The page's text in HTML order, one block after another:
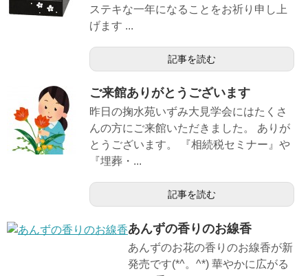
ステキな一年になることをお祈り申し上
げます ...
記事を読む
ご来館ありがとうございます
昨日の掬水苑いずみ大見学会にはたくさ
んの方にご来館いただきました。 ありが
とうございます。 『相続税セミナー』や
『埋葬・...
記事を読む
あんずの香りのお線香
あんずのお花の香りのお線香が新
発売です(*^。^*) 華やかに広がる